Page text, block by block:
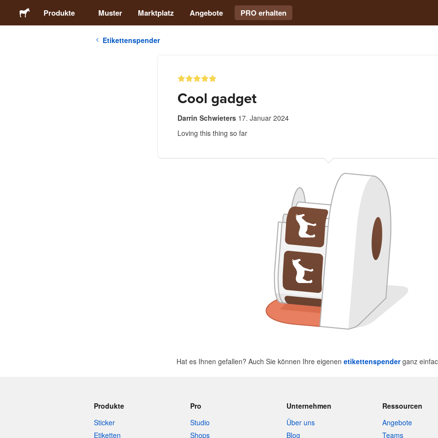
Produkte Muster Marktplatz Angebote PRO erhalten
Etikettenspender
Cool gadget
Darrin Schwieters 17. Januar 2024
Loving this thing so far
Hat es Ihnen gefallen? Auch Sie können Ihre eigenen etikettenspenderganz
Produkte
Sticker
Etiketten
Pro
Studio
Shops
Unternehmen
Über uns
Blog
Ressourcen
Angebote
Teams